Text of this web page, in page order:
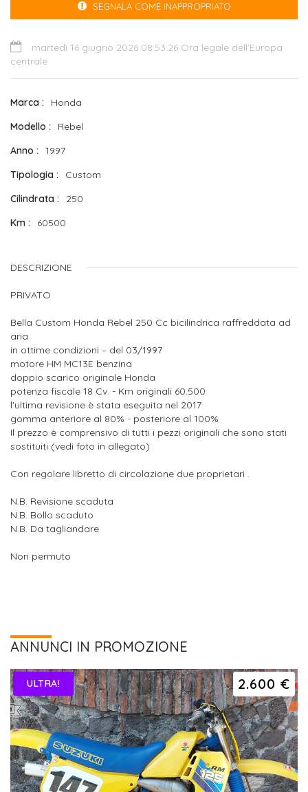
SEGNALA COME INAPPROPRIATO
martedì 16 giugno 2026 08:53:26 Ora legale dell’Europa
centrale
Marca
Honda
Modello
Rebel
Anno
1997
Tipologia
Custom
Cilindrata
250
Km
60500
DESCRIZIONE
PRIVATO
Bella Custom Honda Rebel 250 Cc bicilindrica raffreddata ad
aria
in ottime condizioni – del 03/1997
motore HM MC13E benzina
doppio scarico originale Honda
potenza fiscale 18 Cv. - Km originali 60.500
l'ultima revisione è stata eseguita nel 2017
gomma anteriore al 80% - posteriore al 100%
Il prezzo è comprensivo di tutti i pezzi originali che sono stati
sostituiti (vedi foto in allegato)
Con regolare libretto di circolazione due proprietari .
N.B. Revisione scaduta
N.B. Bollo scaduto
N.B. Da tagliandare
Non permuto
ANNUNCI IN PROMOZIONE
2.600 €
ULTRA!